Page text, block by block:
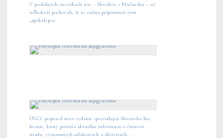
V posledných sto rokoch nás – Slovákov v Maďarsku – už
toľkokrát pochovali, že to začína pripomínať rým
„apokalypsa...
ÚSŽZ pripravil nové vydanie spravodajcu Slovensko bez
hraníc, ktorý prináša aktuálne informácie o činnosti
úradu, významných udalostiach a aktivitách...